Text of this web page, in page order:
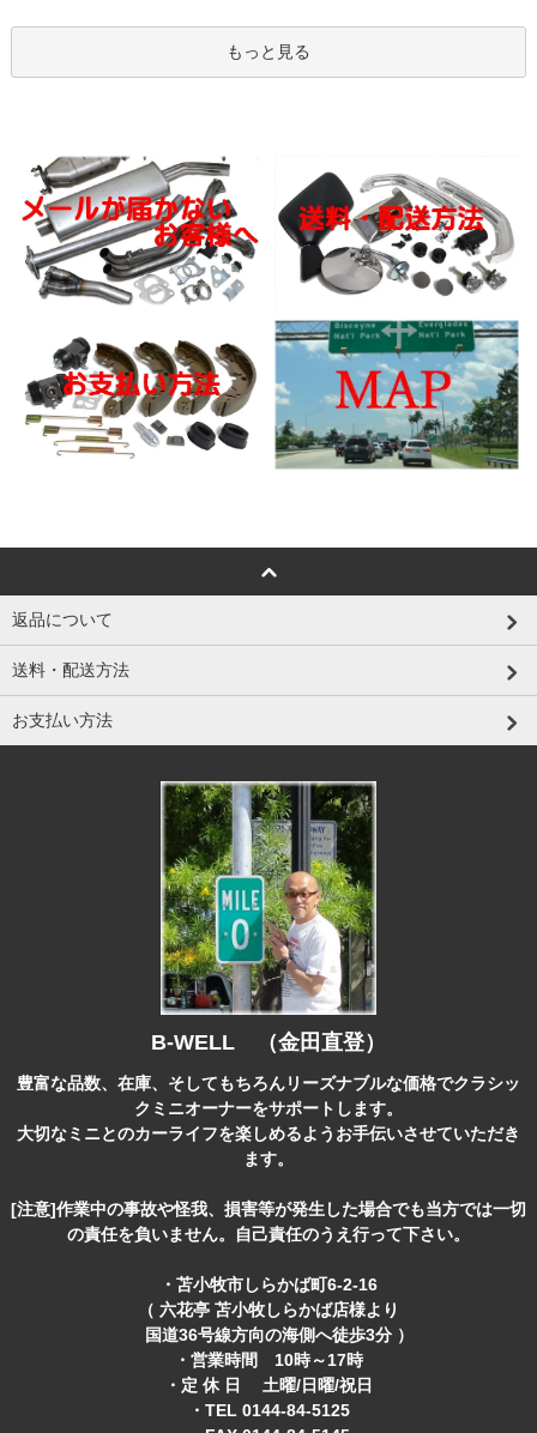
もっと見る
返品について
送料・配送方法
お支払い方法
B-WELL （金田直登）
豊富な品数、在庫、そしてもちろんリーズナブルな価格でクラシッ
クミニオーナーをサポートします。
大切なミニとのカーライフを楽しめるようお手伝いさせていただき
ます。
[注意]作業中の事故や怪我、損害等が発生した場合でも当方では一切
の責任を負いません。自己責任のうえ行って下さい。
・苫小牧市しらかば町6-2-16
（ 六花亭 苫小牧しらかば店様より
国道36号線方向の海側へ徒歩3分 ）
・営業時間 10時～17時
・定 休 日 土曜/日曜/祝日
・TEL 0144-84-5125